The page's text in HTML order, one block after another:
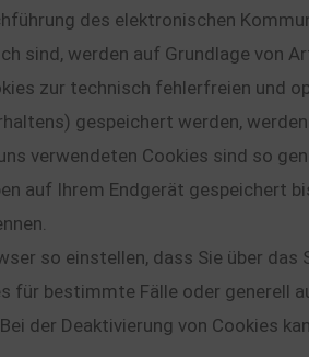
des elektronischen
sind, werden auf Grundlage von
zur technisch fehlerfreien und
gespeichert werden,
verwendeten Cookies sind so
auf Ihrem Endgerät gespeichert
so einstellen, dass Sie über
für bestimmte Fälle oder generell
der Deaktivierung von Cookies